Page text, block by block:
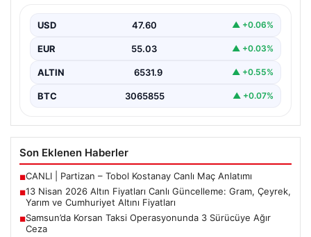
Altın piyasalarda hafta başında tansiyon yükseldi. ABD
beklenen…
USD 47.60 ▲ +0.06%
EUR 55.03 ▲ +0.03%
ALTIN 6531.9 ▲ +0.55%
BTC 3065855 ▲ +0.07%
Son Eklenen Haberler
■CANLI | Partizan – Tobol Kostanay Canlı Maç Anlatımı
■13 Nisan 2026 Altın Fiyatları Canlı Güncelleme: Gram, Çeyrek,
Yarım ve Cumhuriyet Altını Fiyatları
■Samsun’da Korsan Taksi Operasyonunda 3 Sürücüye Ağır
Ceza